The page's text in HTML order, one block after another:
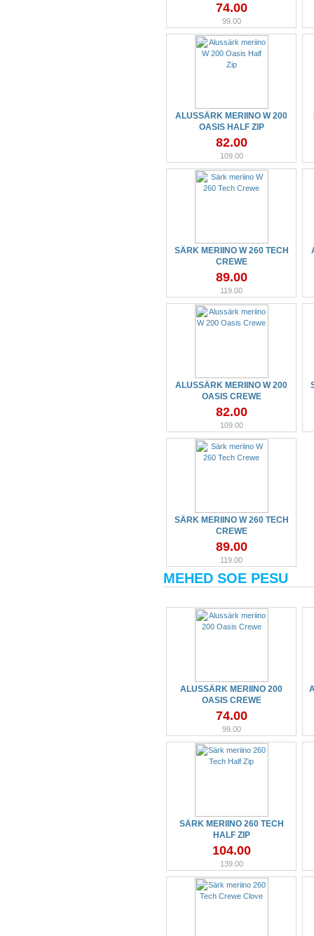
74.00
99.00
ALUSSÄRK MERIINO W 200
OASIS HALF ZIP
82.00
109.00
SÄRK MERIINO W 260 TECH
CREWE
89.00
119.00
ALUSSÄRK MERIINO W 200
OASIS CREWE
82.00
109.00
SÄRK MERIINO W 260 TECH
CREWE
89.00
119.00
MEHED SOE PESU
ALUSSÄRK MERIINO 200
OASIS CREWE
74.00
99.00
SÄRK MERIINO 260 TECH
HALF ZIP
104.00
139.00